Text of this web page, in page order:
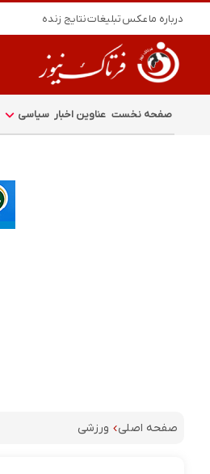
درباره ماعکستبلیغاتنتایج زنده
صفحه نخست عناوین اخبار سیاسی
صفحه اصلی ورزشی